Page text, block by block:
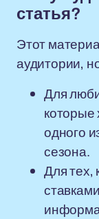
статья?
Этот
аудитории,
Для
которые
одного
сезона.
Для тех,